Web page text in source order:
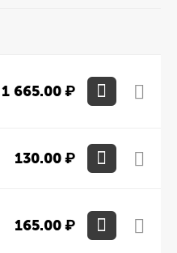
1 665.00₽
130.00₽
165.00₽